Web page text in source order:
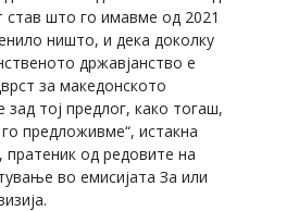
што го имавме од 2021
ништо, и дека доколку
државјанство е
за македонското
тој предлог, како тогаш,
предложивме“, истакна
од редовите на
во емисијата За или